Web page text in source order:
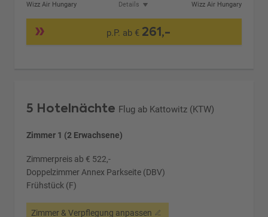
Wizz Air Hungary
Details
Wizz Air Hungary
p.P. ab € 261,-
5 Hotelnächte Flug ab Kattowitz (KTW)
Zimmer 1 (2 Erwachsene)
Zimmerpreis ab € 522,-
Doppelzimmer Annex Parkseite (DBV)
Frühstück (F)
Zimmer & Verpflegung anpassen